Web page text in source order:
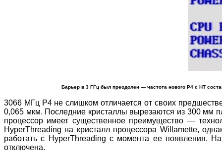
Барьер в 3 ГГц был преодолен — частота нового P4 с HT
3066 МГц P4 не слишком отличается от своих
0,065 мкм. Последние кристаллы вырезаются из 300 мм
процессор имеет существенное преимущество —
HyperThreading на кристалл процессора Willamette,
работать с HyperThreading с момента ее появления.
отключена.